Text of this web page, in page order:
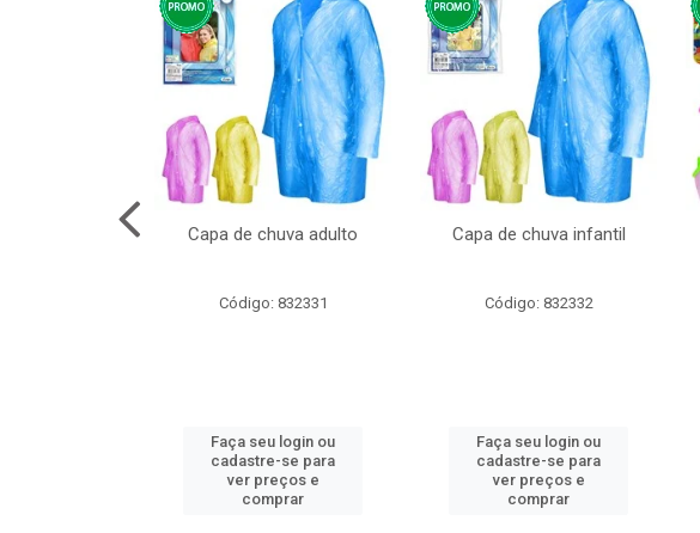
Capa de chuva adulto
Código: 832331
Faça seu login ou
cadastre-se para
ver preços e
comprar
Capa de chuva infantil
Código: 832332
Faça seu login ou
cadastre-se para
ver preços e
comprar